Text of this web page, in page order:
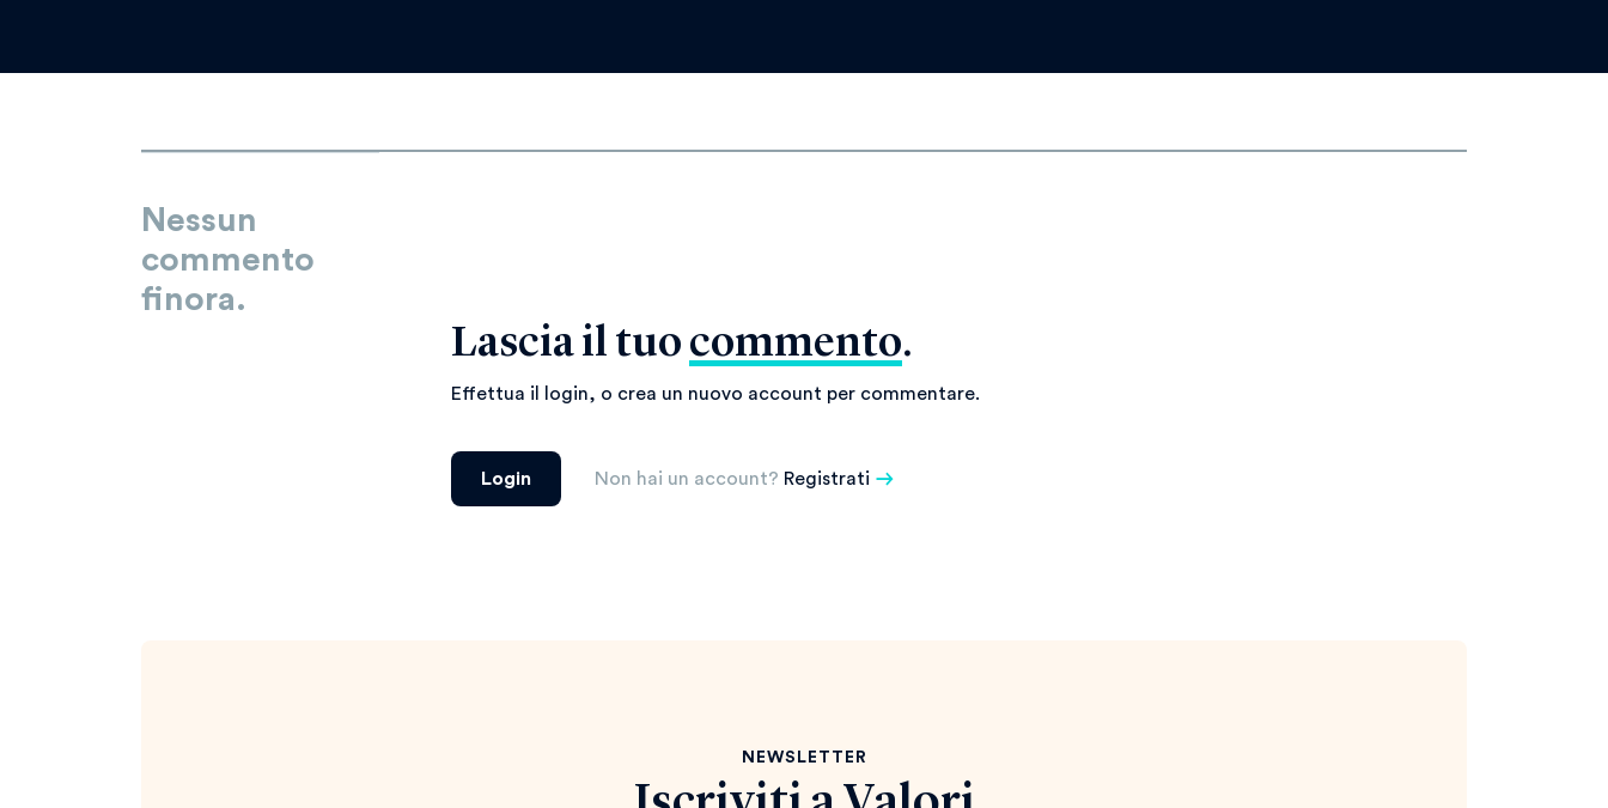
Nessun
commento
finora.
Lascia il tuo commento.
Effettua il login, o crea un nuovo account per commentare.
Login Non hai un account? Registrati
NEWSLETTER